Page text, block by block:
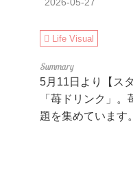
2026-05-27
Life Visual
5月11日より【ス
「苺ドリンク」
題を集めています